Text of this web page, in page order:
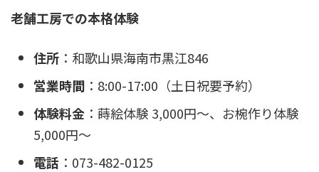
老舗工房での本格体験
住所 ：和歌山県海南市黒江846
営業時間 ：8:00-17:00（土日祝要予約）
体験料金 ：蒔絵体験 3,000円〜、お椀作り体験
5,000円〜
電話 ：073-482-0125